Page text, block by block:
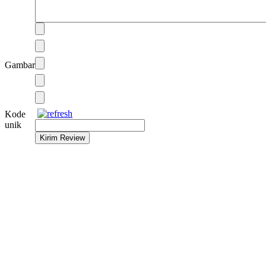
Gambar
Kode
unik